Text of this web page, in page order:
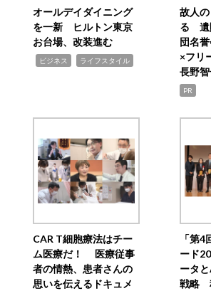
オールデイダイニング
を一新 ヒルトン東京
お台場、改装進む
ビジネス ライフスタイル
故人
る 遺
団名
×フリ
長野
PR
CAR T細胞療法はチー
ム医療だ！ 医療従事
者の情熱、患者さんの
思いを伝えるドキュメ
「第
ード
ータ
戦略